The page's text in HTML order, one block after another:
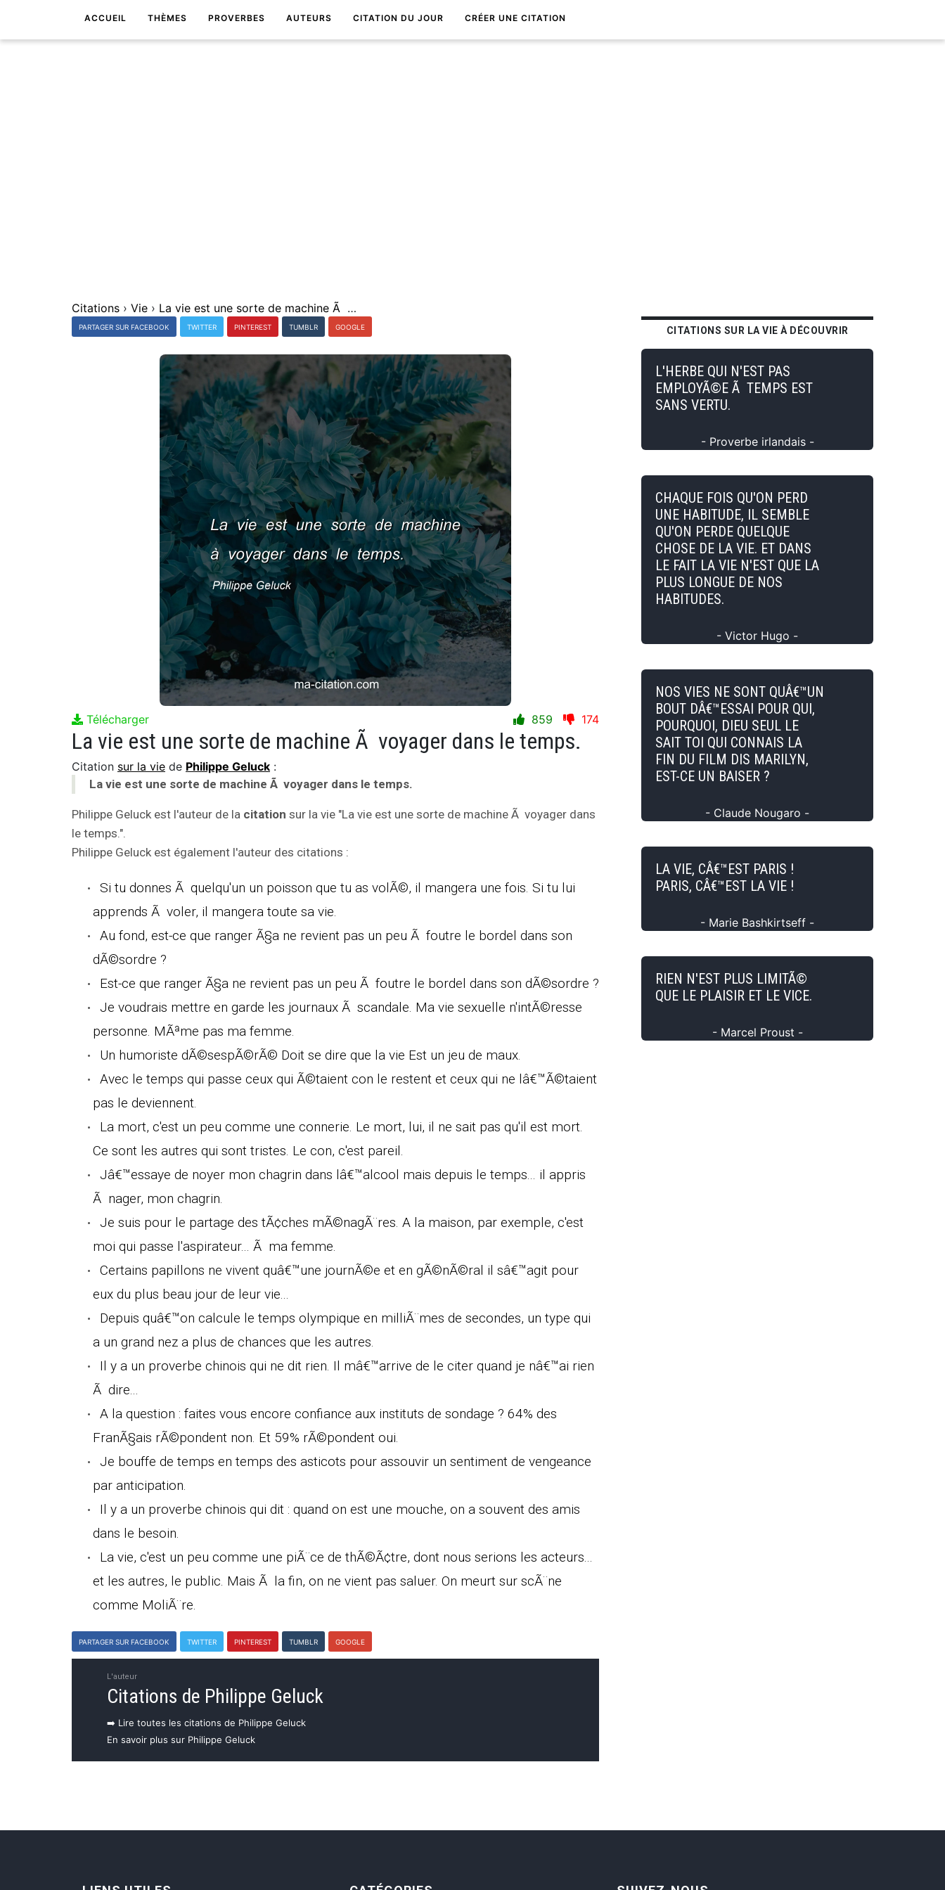
ACCUEIL THÈMES PROVERBES AUTEURS CITATION DU JOUR CRÉER UNE CITATION
Citations › Vie › La vie est une sorte de machine Ã voyager dans le temps.
PARTAGER SUR FACEBOOK TWITTER PINTEREST TUMBLR GOOGLE
Télécharger 859 174
La vie est une sorte de machine Ã voyager dans le temps.
Citation sur la vie de Philippe Geluck :
La vie est une sorte de machine Ã voyager dans le temps.
Philippe Geluck est l'auteur de la citation sur la vie "La vie est une sorte de machine Ã voyager dans
le temps.".
Philippe Geluck est également l'auteur des citations :
Si tu donnes Ã quelqu'un un poisson que tu as volÃ©, il mangera une fois. Si tu lui
apprends Ã voler, il mangera toute sa vie.
Au fond, est-ce que ranger Ã§a ne revient pas un peu Ã foutre le bordel dans son
dÃ©sordre ?
Est-ce que ranger Ã§a ne revient pas un peu Ã foutre le bordel dans son dÃ©sordre ?
Je voudrais mettre en garde les journaux Ã scandale. Ma vie sexuelle n'intÃ©resse
personne. MÃªme pas ma femme.
Un humoriste dÃ©sespÃ©rÃ© Doit se dire que la vie Est un jeu de maux.
Avec le temps qui passe ceux qui Ã©taient con le restent et ceux qui ne lâ€™Ã©taient
pas le deviennent.
La mort, c'est un peu comme une connerie. Le mort, lui, il ne sait pas qu'il est mort.
Ce sont les autres qui sont tristes. Le con, c'est pareil.
Jâ€™essaye de noyer mon chagrin dans lâ€™alcool mais depuis le temps... il appris
Ã nager, mon chagrin.
Je suis pour le partage des tÃ¢ches mÃ©nagÃ¨res. A la maison, par exemple, c'est
moi qui passe l'aspirateur... Ã ma femme.
Certains papillons ne vivent quâ€™une journÃ©e et en gÃ©nÃ©ral il sâ€™agit pour
eux du plus beau jour de leur vie...
Depuis quâ€™on calcule le temps olympique en milliÃ¨mes de secondes, un type qui
a un grand nez a plus de chances que les autres.
Il y a un proverbe chinois qui ne dit rien. Il mâ€™arrive de le citer quand je nâ€™ai rien
Ã dire...
A la question : faites vous encore confiance aux instituts de sondage ? 64% des
FranÃ§ais rÃ©pondent non. Et 59% rÃ©pondent oui.
Je bouffe de temps en temps des asticots pour assouvir un sentiment de vengeance
par anticipation.
Il y a un proverbe chinois qui dit : quand on est une mouche, on a souvent des amis
dans le besoin.
La vie, c'est un peu comme une piÃ¨ce de thÃ©Ã¢tre, dont nous serions les acteurs...
et les autres, le public. Mais Ã la fin, on ne vient pas saluer. On meurt sur scÃ¨ne
comme MoliÃ¨re.
PARTAGER SUR FACEBOOK TWITTER PINTEREST TUMBLR GOOGLE
L'auteur
Citations de Philippe Geluck
➡️ Lire toutes les citations de Philippe Geluck
En savoir plus sur Philippe Geluck
CITATIONS SUR LA VIE À DÉCOUVRIR
L'HERBE QUI N'EST PAS
EMPLOYÃ©E Ã TEMPS EST
SANS VERTU.
- Proverbe irlandais -
CHAQUE FOIS QU'ON PERD
UNE HABITUDE, IL SEMBLE
QU'ON PERDE QUELQUE
CHOSE DE LA VIE. ET DANS
LE FAIT LA VIE N'EST QUE LA
PLUS LONGUE DE NOS
HABITUDES.
- Victor Hugo -
NOS VIES NE SONT QUÂ€™UN
BOUT DÂ€™ESSAI POUR QUI,
POURQUOI, DIEU SEUL LE
SAIT TOI QUI CONNAIS LA
FIN DU FILM DIS MARILYN,
EST-CE UN BAISER ?
- Claude Nougaro -
LA VIE, CÂ€™EST PARIS !
PARIS, CÂ€™EST LA VIE !
- Marie Bashkirtseff -
RIEN N'EST PLUS LIMITÃ©
QUE LE PLAISIR ET LE VICE.
- Marcel Proust -